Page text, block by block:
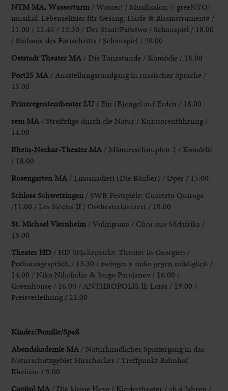
NTM MA, Wasserturm / Wasser! / Musiksalon // greeNTO:
musikal. Lebenselixier für Gesang, Harfe & Blasinstrumente /
11.00 / 11.45 / 12.30 / Der Staat/Państwo / Schauspiel / 18.00
/ Sinfonie des Fortschritts / Schauspiel / 20.00
Oststadt Theater MA / Die Tanzstunde / Komödie / 18.00
Port25 MA / Ausstellungsrundgang in russischer Sprache /
15.00
Prinzregententheater LU / Ein (B)engel auf Erden / 18.00
rem MA / Streifzüge durch die Natur / Kuratorenführung /
14.00
Rhein-Neckar-Theater MA / Männerschnupfen 2 / Komödie
/ 18.00
Rosengarten MA / I masnadieri (Die Räuber) / Oper / 15.00
Schloss Schwetzingen / SWR Festspiele: Cuarteto Quiroga
/11.00 / Les Siècles II / Orchesterkonzert / 18.00
St. Michael Viernheim / Vulingoma / Chor aus Südafrika /
18.00
Theater HD / HD Stückemarkt: Theater in Georgien /
Podiumsgespräch / 13.30 / zwinger x radio gegen müdigkeit /
14.00 / Niko Nikoladze & Sergo Parajanov / 16.00 /
Greenhouse / 16.00 / ANTHROPOLIS II: Laios / 19.00 /
Preisverleihung / 21.00
Kinder/Familie/Spaß
Abendakademie MA / Naturkundlicher Spaziergang in das
Naturschutzgebiet Hirschacker / Treffpunkt Bahnhof
Rheinau / 9.00